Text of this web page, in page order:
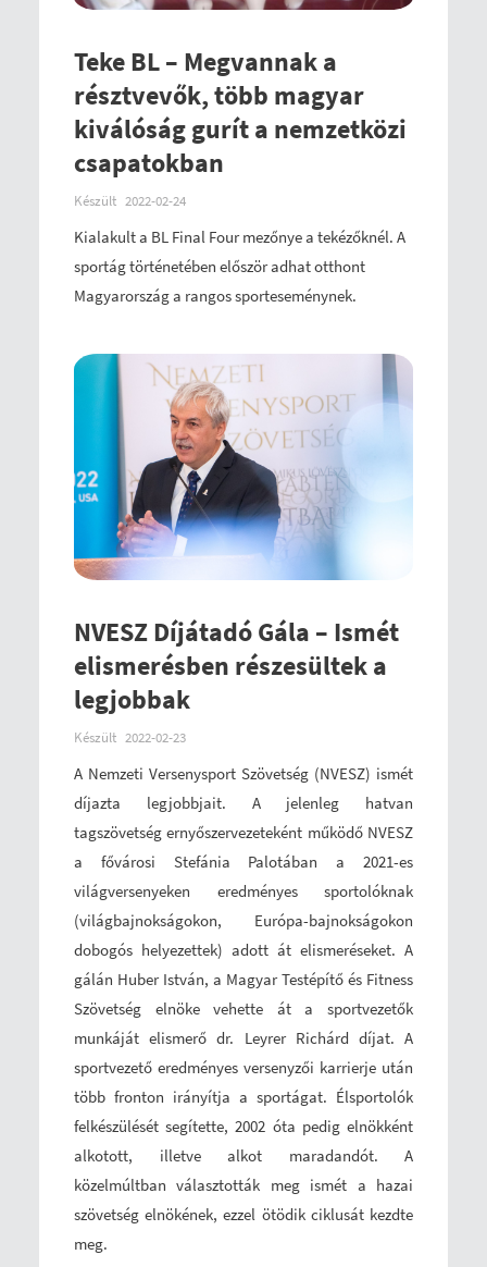
Teke BL – Megvannak a
résztvevők, több magyar
kiválóság gurít a nemzetközi
csapatokban
Készült 2022-02-24
Kialakult a BL Final Four mezőnye a tekézőknél. A
sportág történetében először adhat otthont
Magyarország a rangos sporteseménynek.
NVESZ Díjátadó Gála – Ismét
elismerésben részesültek a
legjobbak
Készült 2022-02-23
A Nemzeti Versenysport Szövetség (NVESZ) ismét
díjazta legjobbjait. A jelenleg hatvan
tagszövetség ernyőszervezeteként működő NVESZ
a fővárosi Stefánia Palotában a 2021-es
világversenyeken eredményes sportolóknak
(világbajnokságokon, Európa-bajnokságokon
dobogós helyezettek) adott át elismeréseket. A
gálán Huber István, a Magyar Testépítő és Fitness
Szövetség elnöke vehette át a sportvezetők
munkáját elismerő dr. Leyrer Richárd díjat. A
sportvezető eredményes versenyzői karrierje után
több fronton irányítja a sportágat. Élsportolók
felkészülését segítette, 2002 óta pedig elnökként
alkotott, illetve alkot maradandót. A
közelmúltban választották meg ismét a hazai
szövetség elnökének, ezzel ötödik ciklusát kezdte
meg.